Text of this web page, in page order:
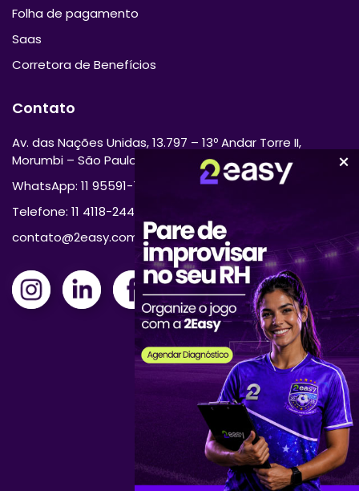
Folha de pagamento
Saas
Corretora de Benefícios
Contato
Av. das Nações Unidas, 13.797 – 13º Andar Torre II,
Morumbi – São Paulo/SP 04794-000
WhatsApp: 11 95591-7870
Telefone: 11 4118-2444
contato@2easy.com.br